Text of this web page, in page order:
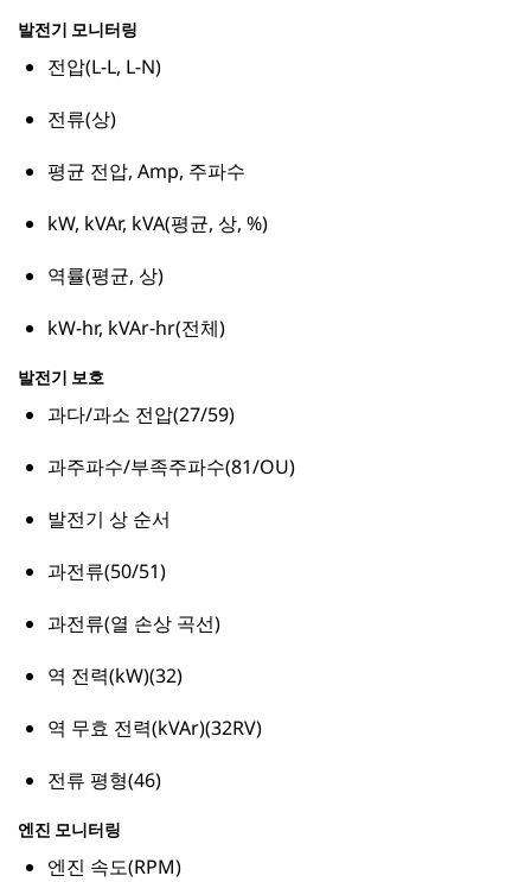
발전기 모니터링
전압(L-L, L-N)
전류(상)
평균 전압, Amp, 주파수
kW, kVAr, kVA(평균, 상, %)
역률(평균, 상)
kW-hr, kVAr-hr(전체)
발전기 보호
과다/과소 전압(27/59)
과주파수/부족주파수(81/OU)
발전기 상 순서
과전류(50/51)
과전류(열 손상 곡선)
역 전력(kW)(32)
역 무효 전력(kVAr)(32RV)
전류 평형(46)
엔진 모니터링
엔진 속도(RPM)